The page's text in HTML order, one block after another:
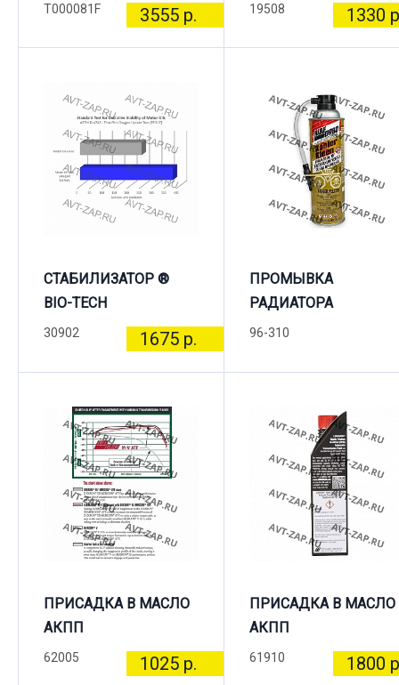
T000081F 3555 р. 19508 1330
СТАБИЛИЗАТОР ®
BIO-TECH
30902 1675 р.
ПРОМЫВКА
РАДИАТОРА
96-310
ПРИСАДКА В МАСЛО
АКПП
62005 1025 р.
ПРИСАДКА В МАСЛО
АКПП
61910 1800